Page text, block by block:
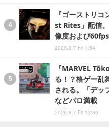
『ゴーストリ
st Rites」配信
像度および
2026.8.7 Fri 1:54
『MARVEL
る！？格ゲー乱
される。「デッ
などパロ満載
2026.8.7 Fri 13:30